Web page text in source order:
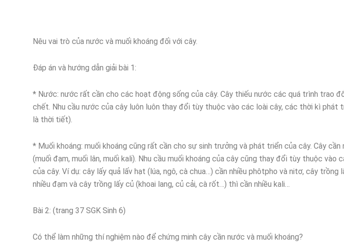
Nêu vai trò của nước và muối khoáng đối với cây.
Đáp án và hướng dẫn giải bài 1:
* Nước: nước rất cần cho các hoạt động sống của cây. Cây thiếu nước các quá trình trao
chết. Nhu cầu nước của cây luôn luôn thay đổi tùy thuộc vào các loài cây, các thời kì phát
là thời tiết).
* Muối khoáng: muối khoáng cũng rất cần cho sự sinh trưởng và phát triển của cây. Cây cần
(muối đạm, muối lân, muối kali). Nhu cầu muối khoáng của cây cũng thay đổi tùy thuộc vào
của cây. Ví dụ: cây lấy quả lấv hạt (lúa, ngô, cà chua…) cần nhiều phôtpho và nitơ, cây trồng
nhiều đạm và cây trồng lấy củ (khoai lang, củ cải, cà rốt…) thì cần nhiều kali…
Bài 2: (trang 37 SGK Sinh 6)
Có thể làm những thí nghiệm nào để chứng minh cây cần nước và muối khoáng?